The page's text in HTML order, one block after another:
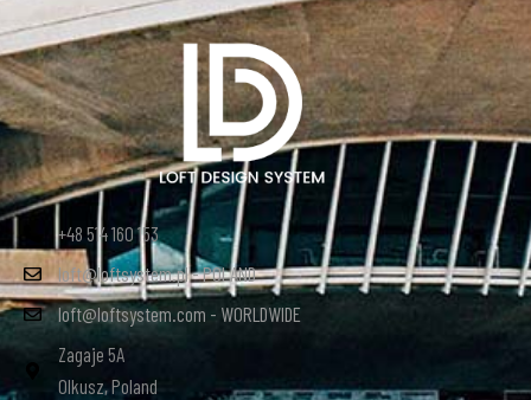
+48 514 160 153
loft@loftsystem.pl - POLAND
loft@loftsystem.com - WORLDWIDE
Zagaje 5A
Olkusz, Poland